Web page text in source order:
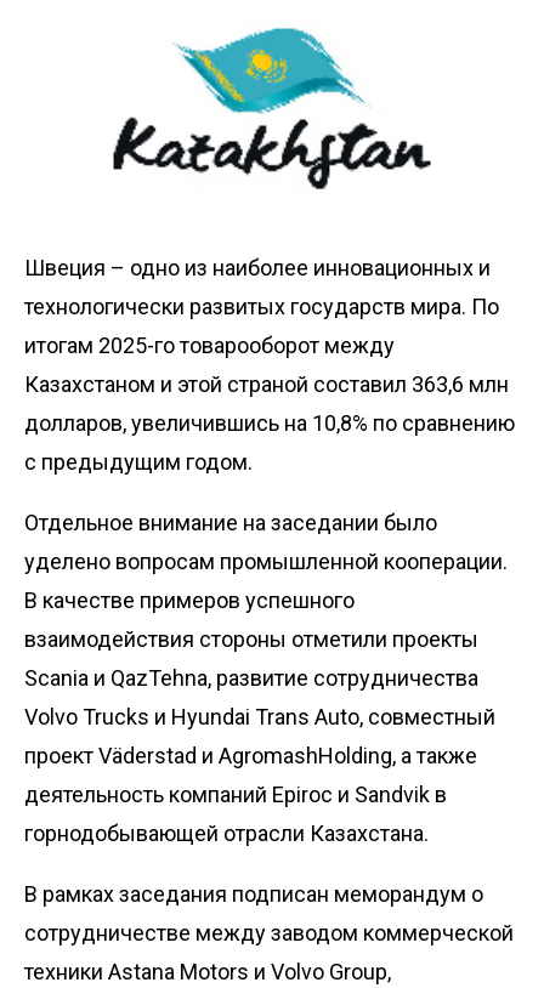
Швеция – одно из наиболее инновационных и
технологичес­ки развитых государств мира. По
итогам 2025-го товарооборот между
Казахстаном и этой страной составил 363,6 млн
долларов, увеличившись на 10,8% по сравнению
с предыдущим годом.
Отдельное внимание на заседании было
уделено вопросам промышленной кооперации.
В качестве примеров успешного
взаимодействия стороны отметили проекты
Scania и QazTehna, развитие сотрудничества
Volvo Trucks и Hyundai Trans Auto, совместный
проект Väderstad и AgromashHolding, а также
деятельность компаний Epiroc и Sandvik в
горнодобывающей отрасли Казахстана.
В рамках заседания подписан меморандум о
сотрудничестве между заводом коммерческой
техники Astana Motors и Volvo Group,